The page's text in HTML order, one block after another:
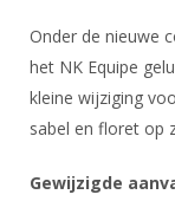
Onder de nieuwe
het NK Equipe
kleine wijziging
sabel en floret op
Gewijzigde